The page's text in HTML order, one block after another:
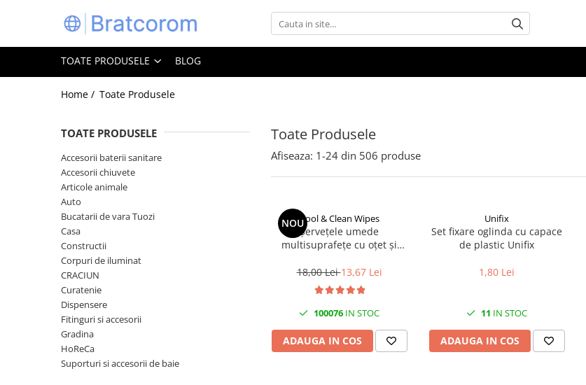
Toate Produsele
Articole animale
Adapatoare animale
Hrana pentru caini
Hrana pentru pisici
Produse igiena externa animale
Bucatarii de vara Tuozi
Articole ambalare
Articole bucatarie
Articole mobila
Articole organizare
Articole Sportive
Cutii postale
TOATE PRODUSELE BLOG
Home / Toate Produsele
Toate Produsele
TOATE PRODUSELE
Accesorii baterii sanitare
Accesorii chiuvete
Articole animale
Auto
Bucatarii de vara Tuozi
Casa
Constructii
Corpuri de iluminat
CRACIUN
Curatenie
Dispensere
Fitinguri si accesorii
Gradina
HoReCa
Suporturi si accesorii de baie
Afiseaza: 1-24 din 506 produse
NOUCool & Clean Wipes
Șervețele umede
multisuprafețe cu oțet și
Clean
18,00 Lei13,67 Lei
100076 IN STOC
ADAUGA IN COS
Unifix
Set fixare oglinda cu capace
de plastic Unifix
1,80 Lei
11 IN STOC
ADAUGA IN COS